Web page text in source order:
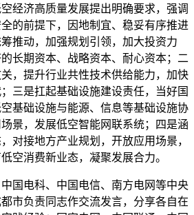
经济高质量发展提出明确要求，强调
的前提下，因地制宜、稳妥有序推进
推动，加强规划引领，加大投资力
长期资本、战略资本、耐心资本；二
，提升行业共性技术供给能力，加快
三是扛起基础设施建设责任，当好国
基础设施与能源、信息等基础设施协
景，发展低空智能网联系统；四是涵
对接地方产业规划，开放应用场景，
空消费新业态，凝聚发展合力。
国电科、中国电信、南方电网等中央
市负责同志作交流发言，分享各自在